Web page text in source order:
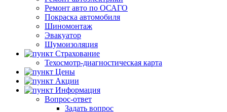
Ремонт авто по ОСАГО
Покраска автомобиля
Шиномонтаж
Эвакуатор
Шумоизоляция
Страхование
Техосмотр-диагностическая карта
Цены
Акции
Информация
Вопрос-ответ
Задать вопрос